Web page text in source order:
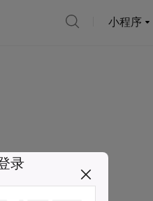
小程序
录